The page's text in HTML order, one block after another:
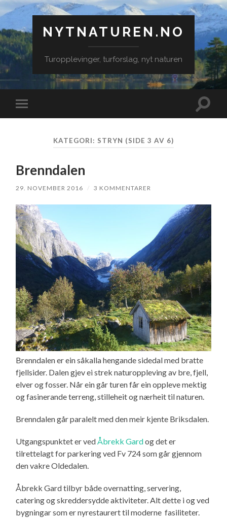
NYTNATUREN.NO
Turopplevinger, turforslag, nyt naturen
Veksle
mobilmeny
Veksle
KATEGORI: STRYN (SIDE 3 AV 6)
Brenndalen
29. NOVEMBER 2016 / 3 KOMMENTARER
Brenndalen er ein såkalla hengande sidedal med bratte
fjellsider. Dalen gjev ei strek naturoppleving av bre, fjell,
elver og fosser. Når ein går turen får ein oppleve mektig
og fasinerande terreng, stilleheit og nærheit til naturen.
Brenndalen går paralelt med den meir kjente Briksdalen.
Utgangspunktet er vedÅbrekk Gardog det er
tilrettelagt for parkering ved Fv 724 som går gjennom
den vakre Oldedalen.
Åbrekk Gard tilbyr både overnatting, servering,
catering og skreddersydde aktiviteter. Alt dette i og ved
bygningar som er nyrestaurert til moderne fasiliteter.